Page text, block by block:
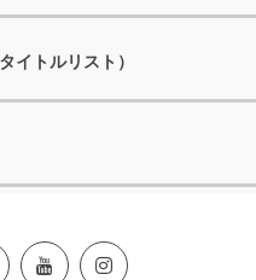
イトルリスト）